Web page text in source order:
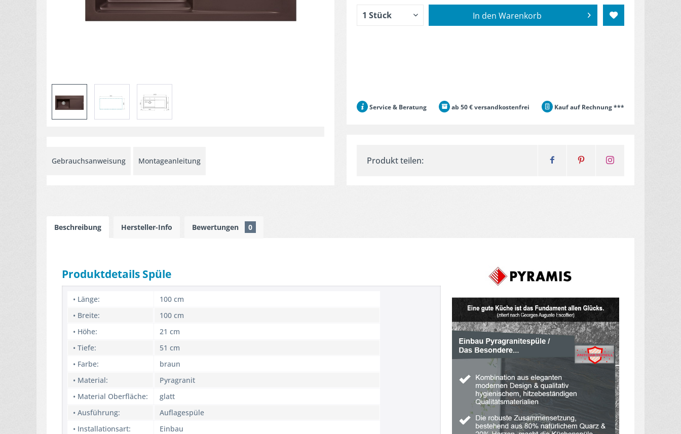
Gebrauchsanweisung Montageanleitung
In den Warenkorb
Service & Beratung ab 50 € versandkostenfrei Kauf auf Rechnung ***
Produkt teilen:
Beschreibung Hersteller-Info Bewertungen 0
Produktdetails Spüle
• Länge:
100 cm
• Breite:
100 cm
• Höhe:
21 cm
• Tiefe:
51 cm
• Farbe:
braun
• Material:
Pyragranit
• Material Oberfläche:
glatt
• Ausführung:
Auflagespüle
• Installationsart:
Einbau